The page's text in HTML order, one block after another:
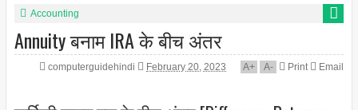
Accounting
Annuity बनाम IRA के बीच अंतर
computerguidehindi February 20, 2023 A+ A- Print Email